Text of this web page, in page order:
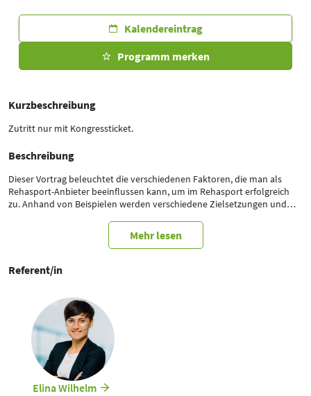
Kalendereintrag
Programm merken
Kurzbeschreibung
Zutritt nur mit Kongressticket.
Beschreibung
Dieser Vortrag beleuchtet die verschiedenen Faktoren, die man als
Rehasport-Anbieter beeinflussen kann, um im Rehasport erfolgreich
zu. Anhand von Beispielen werden verschiedene Zielsetzungen und
Das Referentinnen-Duo betont dabei die Bedeutung klarer
Zielsetzungen für das Rehasport-Angebot, um strategisch kluge
Ausstattung, Rehasport-Software oder zusätzliche
Selbstzahlerangebote. Es ist ein Unterschied ist, ob Rehasport nur im
Unternehmens ausmachen soll.
Darüber hinaus wird auch die Frage behandelt, welche
Voraussetzungen erfüllt sein müssen, um Rehasport anbieten zu
können und welche Zertifizierungsverfahren möglich sind. Dabei wird
auch diskutiert, ob es sinnvoller ist, sich direkt einem Verband
anzuschließen oder mit einem Dienstleister zusammenzuarbeiten.
Mehr lesen
Referent/in
Elina Wilhelm